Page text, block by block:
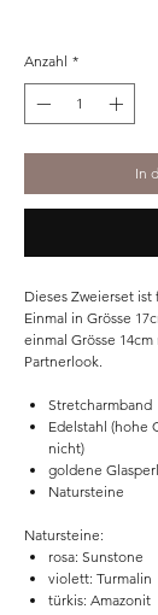
Anzahl *
In
Dieses Zweierset
Einmal in Grösse
einmal Grösse
Partnerlook.
Stretcharmband
Edelstahl (hohe
nicht)
goldene
Natursteine
Natursteine:
rosa: Sunstone
violett: Turmalin
türkis: Amazonit